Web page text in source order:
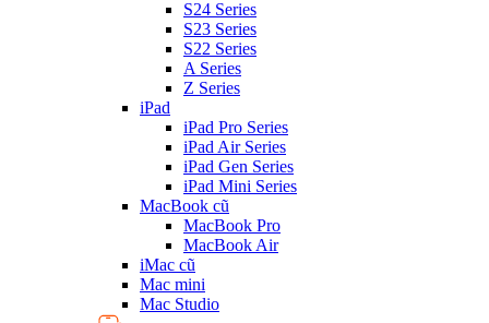
S24 Series
S23 Series
S22 Series
A Series
Z Series
iPad
iPad Pro Series
iPad Air Series
iPad Gen Series
iPad Mini Series
MacBook cũ
MacBook Pro
MacBook Air
iMac cũ
Mac mini
Mac Studio